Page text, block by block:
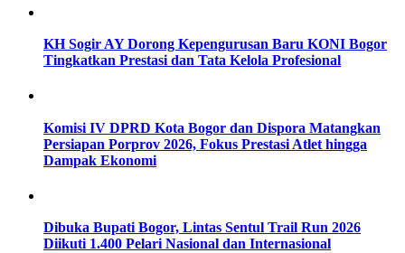
KH Sogir AY Dorong Kepengurusan Baru KONI Bogor
Tingkatkan Prestasi dan Tata Kelola Profesional
Komisi IV DPRD Kota Bogor dan Dispora Matangkan
Persiapan Porprov 2026, Fokus Prestasi Atlet hingga
Dampak Ekonomi
Dibuka Bupati Bogor, Lintas Sentul Trail Run 2026
Diikuti 1.400 Pelari Nasional dan Internasional